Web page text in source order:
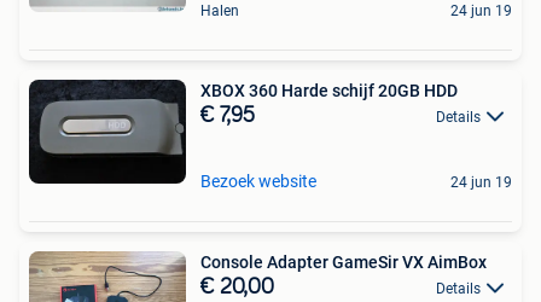
Halen 24 jun 19
XBOX 360 Harde schijf 20GB HDD
€ 7,95 Details
Bezoek website 24 jun 19
Console Adapter GameSir VX AimBox
€ 20,00 Details